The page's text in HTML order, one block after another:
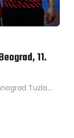
11.
Tuzla…